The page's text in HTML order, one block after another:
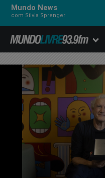
Mundo News
com Silvia Sprenger